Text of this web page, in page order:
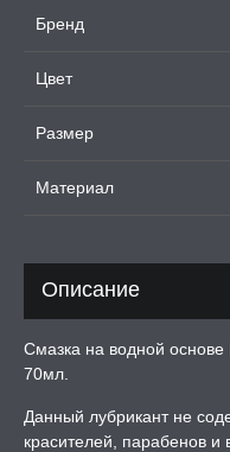
КОЛЬЦА И
ФЕРОМОНЫ
ВИБРОЯЙЦА,
КЕГЕЛЯ
ПОМПЫ
Бренд
Цвет
Размер
Материал
Описание
Смазка на водной основе
70мл.
Данный лубрикант не
красителей, парабенов и